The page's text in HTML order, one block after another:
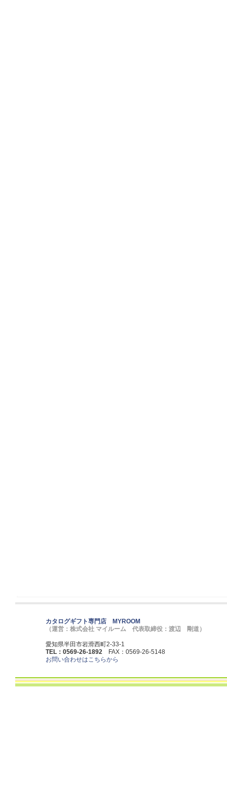
カタログギフト専門店 MYROOM
（運営：株式会社 マイルーム 代表取締役：渡辺 剛道）
愛知県半田市岩滑西町2-33-1
TEL：0569-26-1892 FAX：0569-26-5148
お問い合わせはこちらから